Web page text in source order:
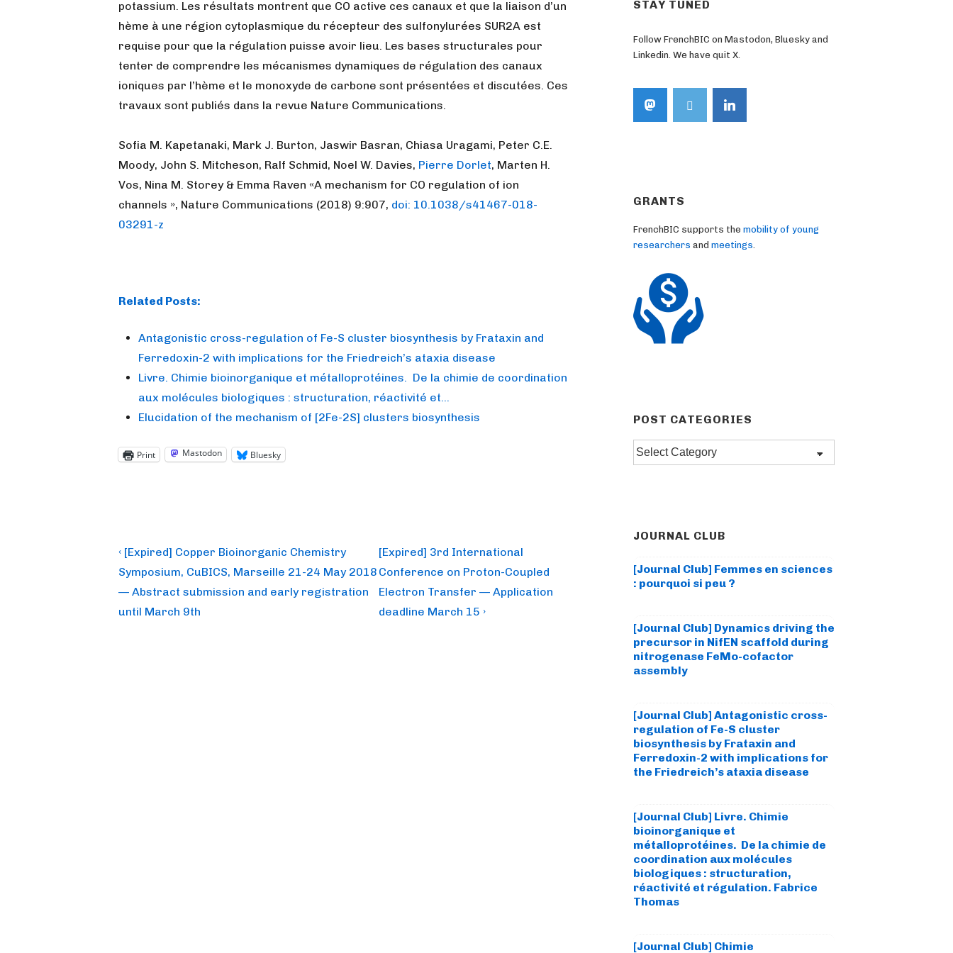
potassium. Les résultats montrent que CO active ces canaux et que la liaison d’un
hème à une région cytoplasmique du récepteur des sulfonylurées SUR2A est
requise pour que la régulation puisse avoir lieu. Les bases structurales pour
tenter de comprendre les mécanismes dynamiques de régulation des canaux
ioniques par l’hème et le monoxyde de carbone sont présentées et discutées. Ces
travaux sont publiés dans la revue Nature Communications.
Sofia M. Kapetanaki, Mark J. Burton, Jaswir Basran, Chiasa Uragami, Peter C.E.
Moody, John S. Mitcheson, Ralf Schmid, Noel W. Davies, Pierre Dorlet, Marten H.
Vos, Nina M. Storey & Emma Raven «A mechanism for CO regulation of ion
channels », Nature Communications (2018) 9:907, doi: 10.1038/s41467-018-
03291-z
Related Posts:
Antagonistic cross-regulation of Fe-S cluster biosynthesis by Frataxin and
Ferredoxin-2 with implications for the Friedreich’s ataxia disease
Livre. Chimie bioinorganique et métalloprotéines. De la chimie de coordination
aux molécules biologiques : structuration, réactivité et…
Elucidation of the mechanism of [2Fe-2S] clusters biosynthesis
Print Mastodon Bluesky
Post
navigation
Previous
Post
is
‹ [Expired] Copper Bioinorganic Chemistry
Symposium, CuBICS, Marseille 21-24 May 2018
— Abstract submission and early registration
until March 9th
Next
Post
is
[Expired] 3rd International
Conference on Proton-Coupled
Electron Transfer — Application
deadline March 15 ›
STAY TUNED
Follow FrenchBIC on Mastodon, Bluesky and
Linkedin. We have quit X.
GRANTS
FrenchBIC supports the mobility of young
researchers and meetings
POST CATEGORIES
Post
categories
JOURNAL CLUB
[Journal Club] Femmes en sciences
: pourquoi si peu ?
[Journal Club] Dynamics driving the
precursor in NifEN scaffold during
nitrogenase FeMo-cofactor
assembly
[Journal Club] Antagonistic cross-
regulation of Fe-S cluster
biosynthesis by Frataxin and
Ferredoxin-2 with implications for
the Friedreich’s ataxia disease
[Journal Club] Livre. Chimie
bioinorganique et
métalloprotéines. De la chimie de
coordination aux molécules
biologiques : structuration,
réactivité et régulation. Fabrice
Thomas
[Journal Club] Chimie